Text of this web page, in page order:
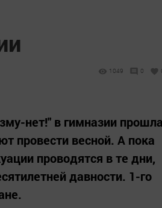
1049 0
нет!" в гимназии
провести весной. А пока
проводятся в те дни,
давности. 1-го